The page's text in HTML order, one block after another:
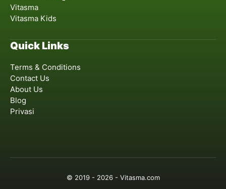
Vitasma
Vitasma Kids
Quick Links
Terms & Conditions
Contact Us
About Us
Blog
Privasi
© 2019 - 2026 - Vitasma.com